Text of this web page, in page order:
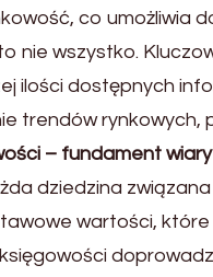
co umożliwia
nie wszystko.
ilości dostępnych
trendów rynkowych,
– fundament wiary
dziedzina
wartości, które